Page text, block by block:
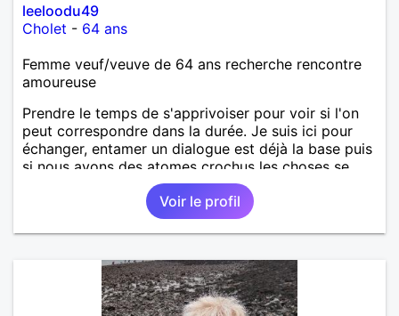
leeloodu49
Cholet - 64 ans
Femme veuf/veuve de 64 ans recherche rencontre
amoureuse
Prendre le temps de s'apprivoiser pour voir si l'on
peut correspondre dans la durée. Je suis ici pour
échanger, entamer un dialogue est déjà la base puis
si nous avons des atomes crochus les choses se
mettrons en place petit à petit normalement.
Voir le profil